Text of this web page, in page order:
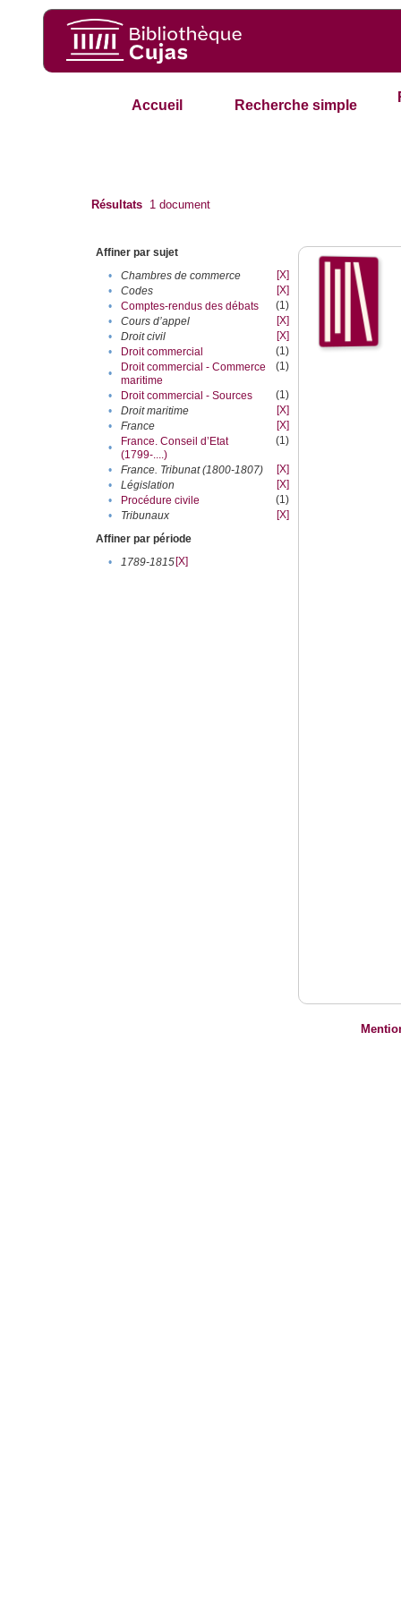
Accueil Recherche simple
Résultats 1 document
Affiner par sujet
•
Chambres de commerce
[X]
•
Codes
[X]
•
Comptes-rendus des débats
(1)
•
Cours d’appel
[X]
•
Droit civil
[X]
•
Droit commercial
(1)
•
Droit commercial - Commerce
maritime
(1)
• Droit commercial - Sources
(1)
•
Droit maritime
[X]
•
France
[X]
•
France. Conseil d’Etat
(1799-....)
(1)
• France. Tribunat (1800-1807)
[X]
•
Législation
[X]
•
Procédure civile
(1)
•
Tribunaux
[X]
Affiner par période
•
1789-1815[X]